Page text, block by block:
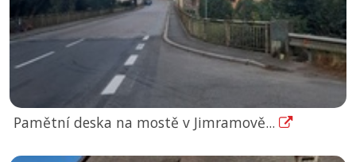
Pamětní deska na mostě v Jimramově...